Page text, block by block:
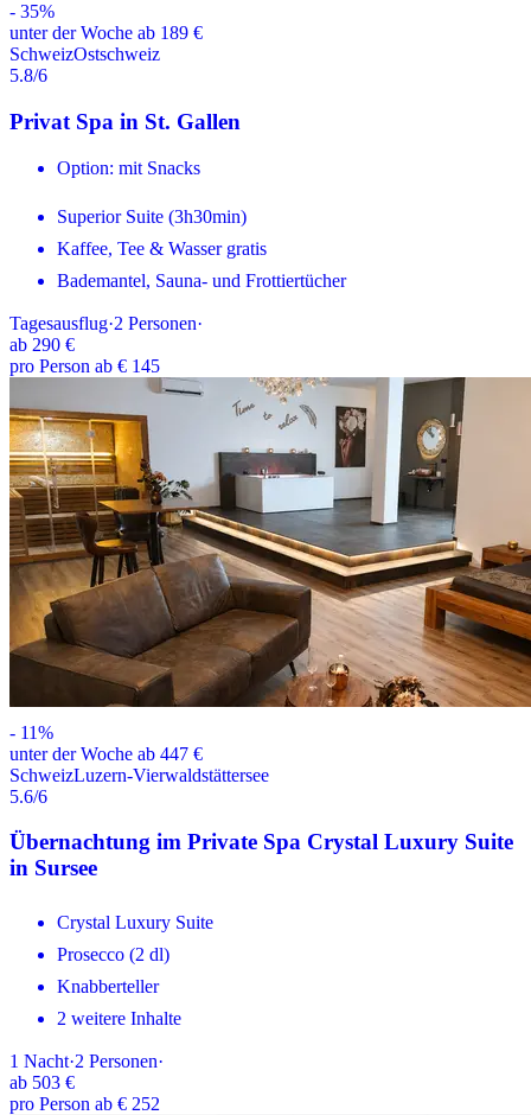
- 35%
unter der Woche ab 189 €
SchweizOstschweiz
5.8/6
Privat Spa in St. Gallen
Option: mit Snacks
Superior Suite (3h30min)
Kaffee, Tee & Wasser gratis
Bademantel, Sauna- und Frottiertücher
Tagesausflug·2 Personen·
ab 290 €
pro Person ab € 145
- 11%
unter der Woche ab 447 €
SchweizLuzern-Vierwaldstättersee
5.6/6
Übernachtung im Private Spa Crystal Luxury Suite
in Sursee
Crystal Luxury Suite
Prosecco (2 dl)
Knabberteller
2 weitere Inhalte
1 Nacht·2 Personen·
ab 503 €
pro Person ab € 252